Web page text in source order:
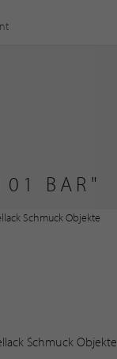
BAR"
Schmuck Objekte